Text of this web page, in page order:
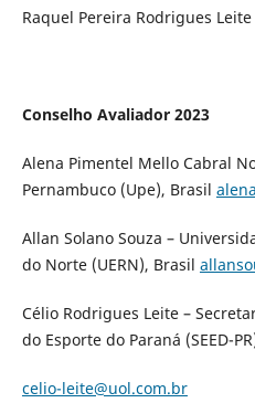
Raquel Pereira Rodrigues Leite
Conselho Avaliador 2023
Alena Pimentel Mello Cabral
Pernambuco (Upe), Brasil
Allan Solano Souza –
do Norte (UERN), Brasil
Célio Rodrigues Leite –
do Esporte do Paraná (SEED-
celio-leite@uol.com.br